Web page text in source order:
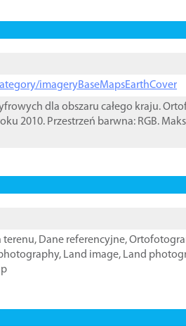
imageryBaseMapsEarthCover
dla obszaru całego kraju.
2010. Przestrzeń barwna: RGB.
terenu, Dane referencyjne,
, Land image, Land